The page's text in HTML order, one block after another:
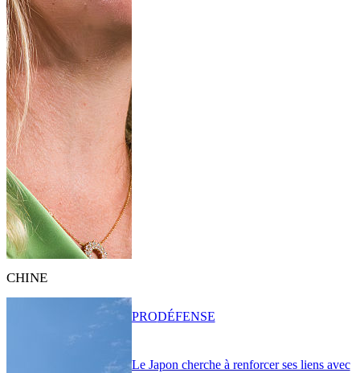
CHINE
Le Japon cherche à renforcer ses liens avec
PRODÉFENSE